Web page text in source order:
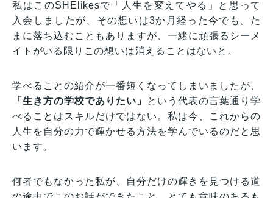
私はこのSHElikesで「人生を変えてやる」と思って
入会しましたが、その想いは3か月経った今でも。た
まに落ち込むこともありますが、一緒に頑張るシーメ
イトがいる限りこの想いは消えることはないと。
学べることの紹介が一番短くなってしまいましたが、
「生き方の学校でありたい」
という代表の言葉通り学
べることはスキルだけではない。私は今、これからの
人生を自分の力で輝かせる方法を学んでいるのだと思
います。
何者でもなかった私が、自分だけの輝きを見つける道